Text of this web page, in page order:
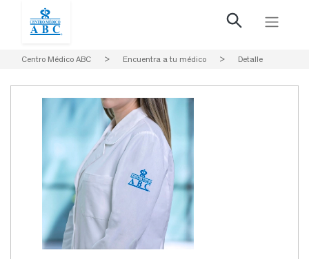
Centro Médico ABC > Encuentra a tu médico > Detalle